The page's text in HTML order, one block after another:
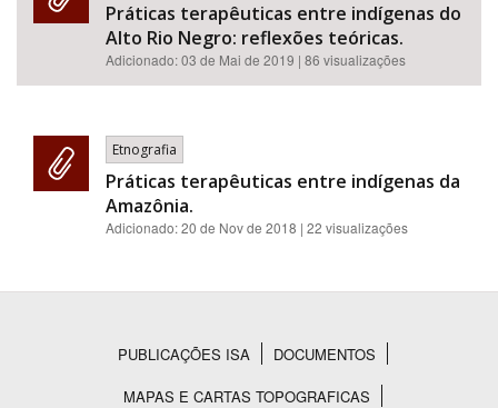
Tema
Área de Levantamento
Área Protegida
Práticas terapêuticas entre indígenas do
Alto Rio Negro: reflexões teóricas.
Adicionado:03 de Mai de 2019 | 86 visualizações
Etnografia
Práticas terapêuticas entre indígenas da
Amazônia.
Adicionado:20 de Nov de 2018 | 22 visualizações
Rodapé
PUBLICAÇÕES ISA
DOCUMENTOS
MAPAS E CARTAS TOPOGRAFICAS